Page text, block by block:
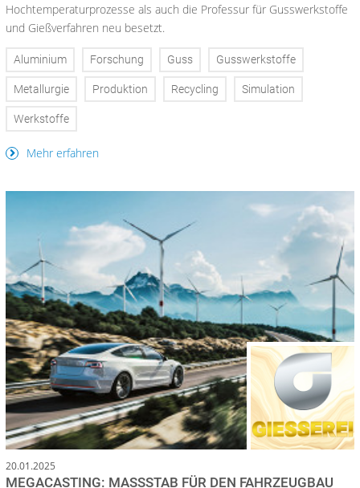
Hochtemperaturprozesse als auch die Professur für Gusswerkstoffe
und Gießverfahren neu besetzt.
Aluminium Forschung Guss Gusswerkstoffe
Metallurgie Produktion Recycling Simulation
Werkstoffe
Mehr erfahren
20.01.2025
MEGACASTING: MASSSTAB FÜR DEN FAHRZEUGBAU